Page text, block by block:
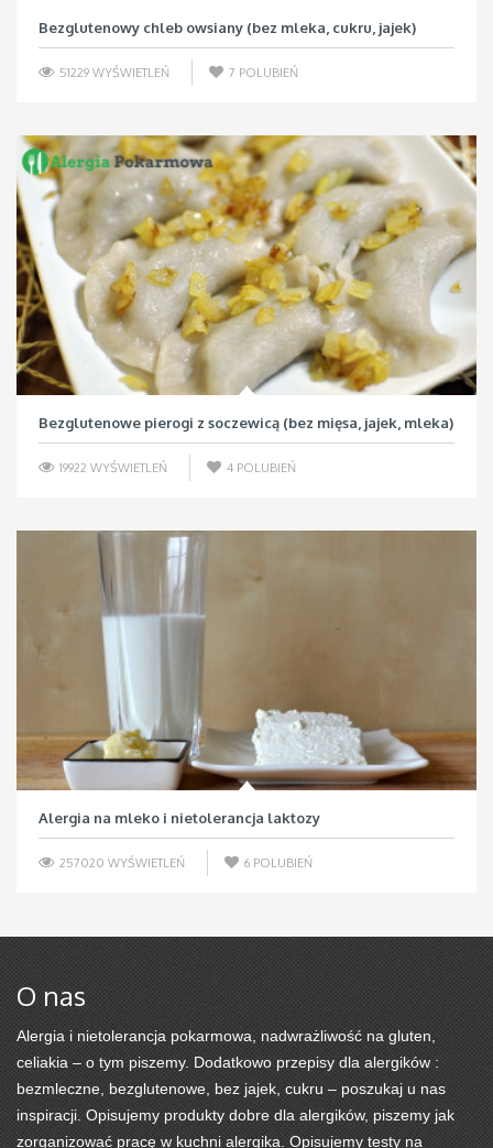
Bezglutenowy chleb owsiany (bez mleka, cukru, jajek)
51229 WYŚWIETLEŃ 7 POLUBIEŃ
Bezglutenowe pierogi z soczewicą (bez mięsa, jajek, mleka)
19922 WYŚWIETLEŃ 4 POLUBIEŃ
Alergia na mleko i nietolerancja laktozy
257020 WYŚWIETLEŃ 6 POLUBIEŃ
O nas
Alergia i nietolerancja pokarmowa, nadwrażliwość na gluten,
celiakia – o tym piszemy. Dodatkowo przepisy dla alergików :
bezmleczne, bezglutenowe, bez jajek, cukru – poszukaj u nas
inspiracji. Opisujemy produkty dobre dla alergików, piszemy jak
zorganizować pracę w kuchni alergika. Opisujemy testy na